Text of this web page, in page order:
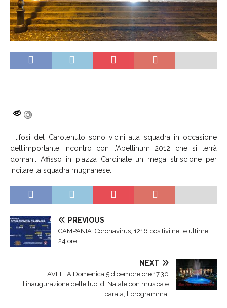
I tifosi del Carotenuto sono vicini alla squadra in occasione
dell’importante incontro con l’Abellinum 2012 che si terrà
domani. Affisso in piazza Cardinale un mega striscione per
incitare la squadra mugnanese.
PREVIOUS
CAMPANIA. Coronavirus, 1216 positivi nelle ultime
24 ore
NEXT
AVELLA.Domenica 5 dicembre ore 17.30
l’inaugurazione delle luci di Natale con musica e
parata,il programma.